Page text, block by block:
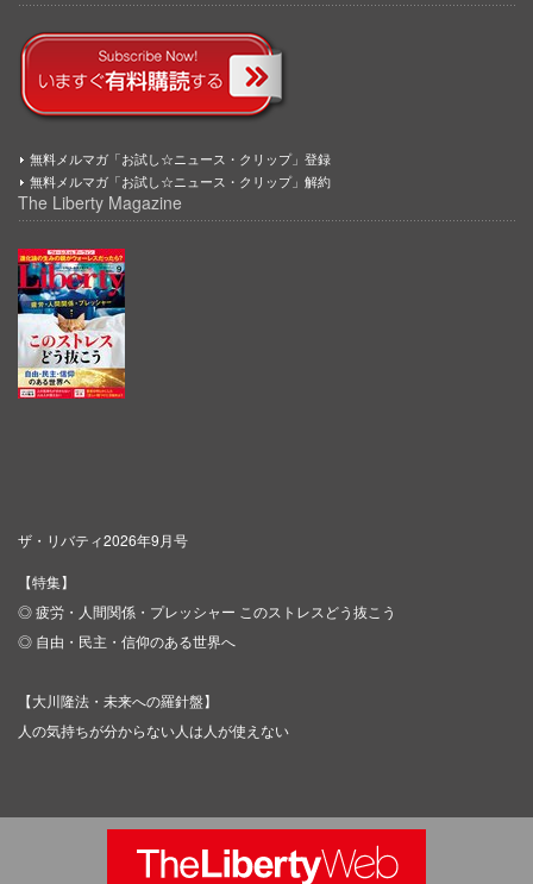
無料メルマガ「お試し☆ニュース・クリップ」登録
無料メルマガ「お試し☆ニュース・クリップ」解約
The Liberty Magazine
ザ・リバティ2026年9月号
【特集】
◎ 疲労・人間関係・プレッシャー このストレスどう抜こう
◎ 自由・民主・信仰のある世界へ
【大川隆法・未来への羅針盤】
人の気持ちが分からない人は人が使えない